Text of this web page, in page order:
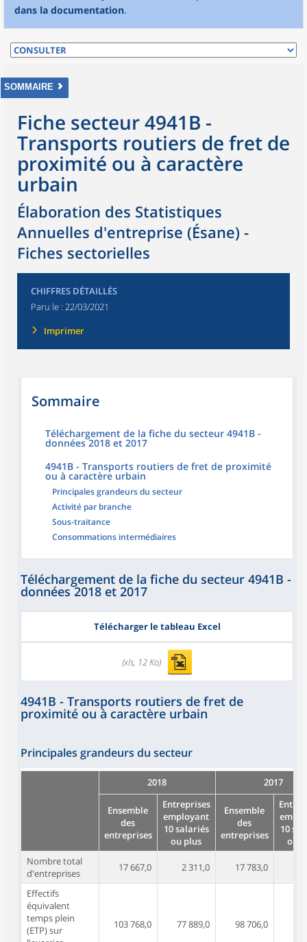
dans la documentation.
SOMMAIRE
Fiche secteur 4941B -
Transports routiers de fret de
proximité ou à caractère
urbain
Élaboration des Statistiques
Annuelles d'entreprise (Ésane) -
Fiches sectorielles
CHIFFRES DÉTAILLÉS
Paru le : 22/03/2021
Imprimer
Sommaire
Téléchargement de la fiche du secteur 4941B -
données 2018 et 2017
4941B - Transports routiers de fret de proximité
ou à caractère urbain
Principales grandeurs du secteur
Activité par branche
Sous-traitance
Consommations intermédiaires
Téléchargement de la fiche du secteur 4941B -
données 2018 et 2017
Télécharger le tableau Excel
(xls, 12 Ko)
4941B - Transports routiers de fret de
proximité ou à caractère urbain
Principales grandeurs du secteur
2018 2017
Ensemble
des
entreprises
Entreprises
employant
10 salariés
ou plus
Ensemble
des
entreprises
10
ou
Nombre total
d'entreprises
17 667,0 2 311,0 17 783,0
Effectifs
équivalent
temps plein
(ETP) sur
103 768,0 77 889,0 98 706,0